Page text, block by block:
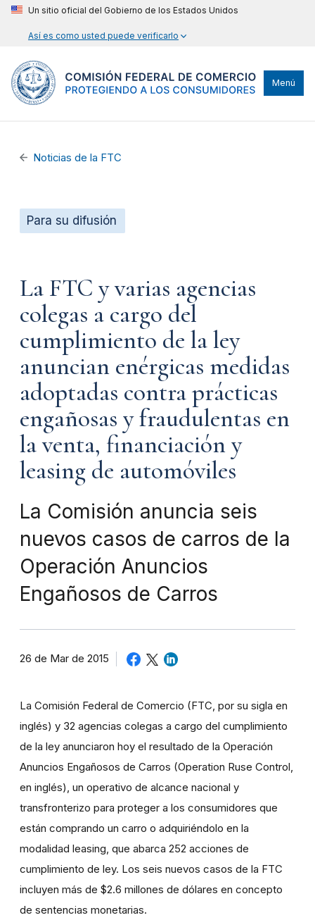
Un sitio oficial del Gobierno de los Estados Unidos
Así es como usted puede verificarlo
Menú
Noticias de la FTC
Para su difusión
La FTC y varias agencias
colegas a cargo del
cumplimiento de la ley
anuncian enérgicas medidas
adoptadas contra prácticas
engañosas y fraudulentas en
la venta, financiación y
leasing de automóviles
La Comisión anuncia seis
nuevos casos de carros de la
Operación Anuncios
Engañosos de Carros
26 de Mar de 2015
La Comisión Federal de Comercio (FTC, por su sigla en
inglés) y 32 agencias colegas a cargo del cumplimiento
de la ley anunciaron hoy el resultado de la Operación
Anuncios Engañosos de Carros (Operation Ruse Control,
en inglés), un operativo de alcance nacional y
transfronterizo para proteger a los consumidores que
están comprando un carro o adquiriéndolo en la
modalidad leasing, que abarca 252 acciones de
cumplimiento de ley. Los seis nuevos casos de la FTC
incluyen más de $2.6 millones de dólares en concepto
de sentencias monetarias.